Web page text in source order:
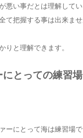
悪い事だとは理解して
て把握する事は出来ませ
りと理解できます。
にとっての練習
ーにとって海は練習場